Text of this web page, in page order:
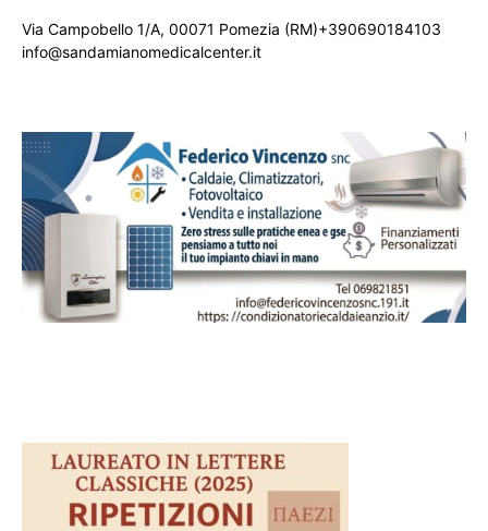
Via Campobello 1/A, 00071 Pomezia (RM)+390690184103
info@sandamianomedicalcenter.it